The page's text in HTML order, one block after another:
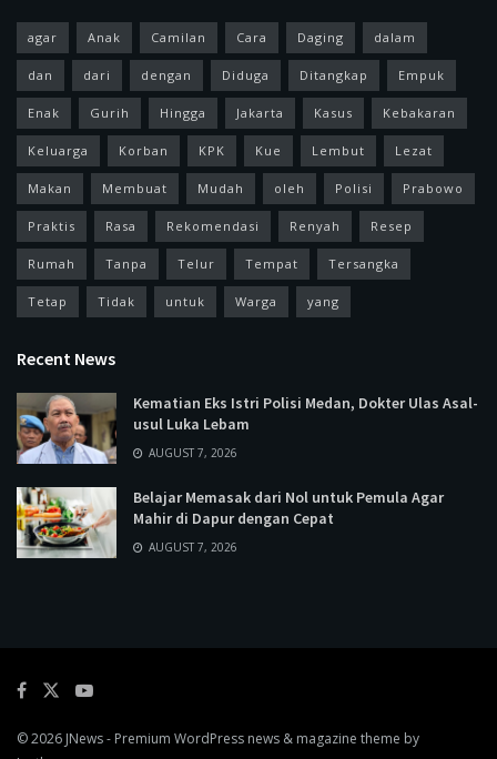
agar Anak Camilan Cara Daging dalam
dan dari dengan Diduga Ditangkap Empuk
Enak Gurih Hingga Jakarta Kasus Kebakaran
Keluarga Korban KPK Kue Lembut Lezat
Makan Membuat Mudah oleh Polisi Prabowo
Praktis Rasa Rekomendasi Renyah Resep
Rumah Tanpa Telur Tempat Tersangka
Tetap Tidak untuk Warga yang
Recent News
Kematian Eks Istri Polisi Medan, Dokter Ulas Asal-
usul Luka Lebam
AUGUST 7, 2026
Belajar Memasak dari Nol untuk Pemula Agar
Mahir di Dapur dengan Cepat
AUGUST 7, 2026
© 2026 JNews- Premium WordPress news & magazine theme by